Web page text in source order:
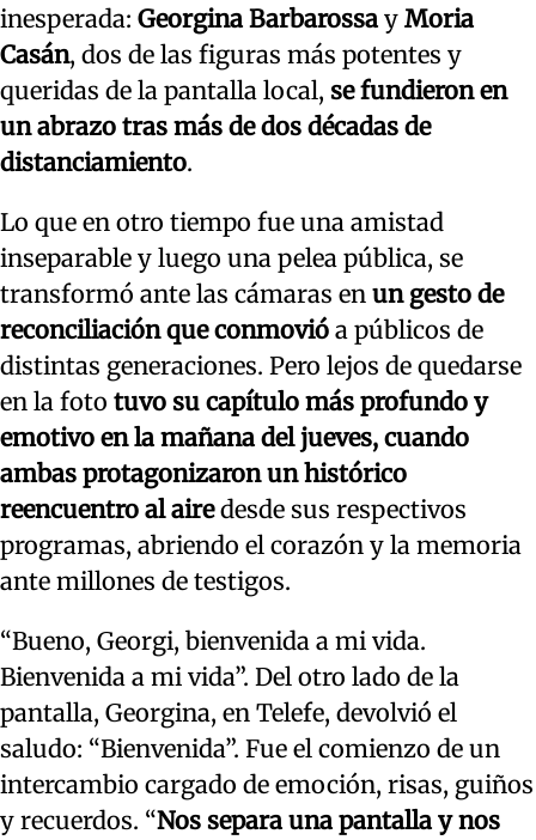
inesperada: Georgina Barbarossa y Moria
Casán, dos de las figuras más potentes y
queridas de la pantalla local, se fundieron en
un abrazo tras más de dos décadas de
distanciamiento.
Lo que en otro tiempo fue una amistad
inseparable y luego una pelea pública, se
transformó ante las cámaras en un gesto de
reconciliación que conmovió a públicos de
distintas generaciones. Pero lejos de quedarse
en la foto tuvo su capítulo más profundo y
emotivo en la mañana del jueves, cuando
ambas protagonizaron un histórico
reencuentro al airedesde sus respectivos
programas, abriendo el corazón y la memoria
ante millones de testigos.
“Bueno, Georgi, bienvenida a mi vida.
Bienvenida a mi vida”. Del otro lado de la
pantalla, Georgina, en Telefe, devolvió el
saludo: “Bienvenida”. Fue el comienzo de un
intercambio cargado de emoción, risas, guiños
y recuerdos. “Nos separa una pantalla y nos